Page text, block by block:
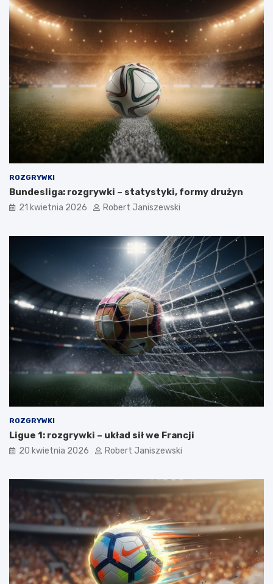
ROZGRYWKI
Bundesliga: rozgrywki – statystyki, formy drużyn
21 kwietnia 2026 Robert Janiszewski
ROZGRYWKI
Ligue 1: rozgrywki – układ sił we Francji
20 kwietnia 2026 Robert Janiszewski